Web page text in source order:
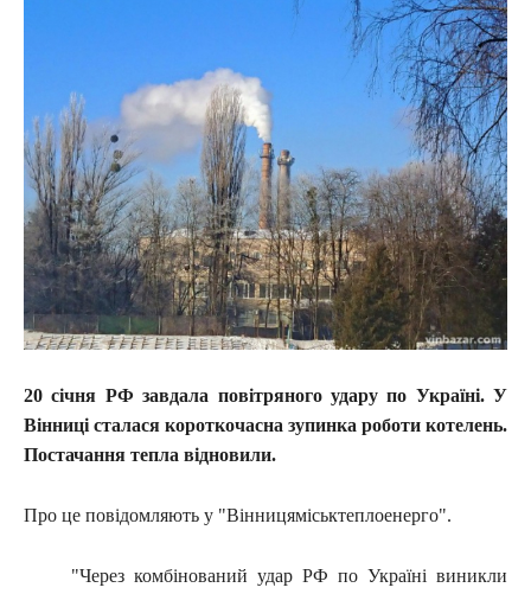
20 січня РФ завдала повітряного удару по Україні. У
Вінниці сталася короткочасна зупинка роботи котелень.
Постачання тепла відновили.
Про це повідомляють у "Вінницяміськтеплоенерго".
"Через комбінований удар РФ по Україні виникли